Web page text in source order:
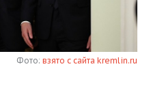
Фото: взято с сайта kremlin.ru